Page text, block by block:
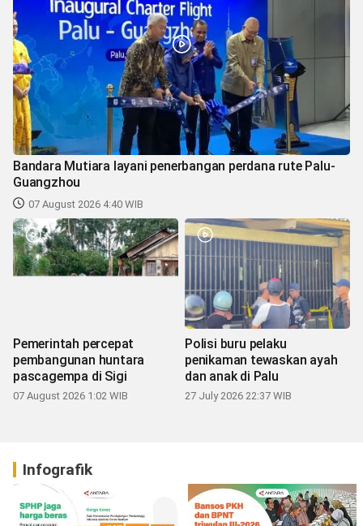
Bandara Mutiara layani penerbangan perdana rute Palu-
Guangzhou
07 August 2026 4:40 WIB
Pemerintah percepat
pembangunan huntara
pascagempa di Sigi
07 August 2026 1:02 WIB
Polisi buru pelaku
penikaman tewaskan ayah
dan anak di Palu
27 July 2026 22:37 WIB
Infografik